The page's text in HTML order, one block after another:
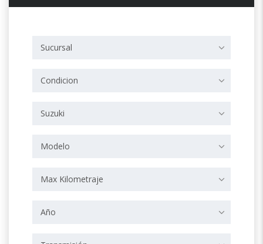
Sucursal
Condicion
Suzuki
Modelo
Max Kilometraje
Año